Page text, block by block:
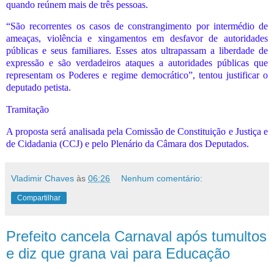
quando reúnem mais de três pessoas.
“São recorrentes os casos de constrangimento por intermédio de
ameaças, violência e xingamentos em desfavor de autoridades
públicas e seus familiares. Esses atos ultrapassam a liberdade de
expressão e são verdadeiros ataques a autoridades públicas que
representam os Poderes e regime democrático”, tentou justificar o
deputado petista.
Tramitação
A proposta será analisada pela Comissão de Constituição e Justiça e
de Cidadania (CCJ) e pelo Plenário da Câmara dos Deputados.
Vladimir Chaves às 06:26 Nenhum comentário:
Compartilhar
Prefeito cancela Carnaval após tumultos
e diz que grana vai para Educação